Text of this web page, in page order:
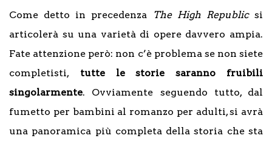
Come detto in precedenza The High Republicsi
articolerà su una varietà di opere davvero ampia.
Fate attenzione però: non c’è problema se non siete
completisti, tutte le storie saranno fruibili
singolarmente. Ovviamente seguendo tutto, dal
fumetto per bambini al romanzo per adulti, si avrà
una panoramica più completa della storia che sta